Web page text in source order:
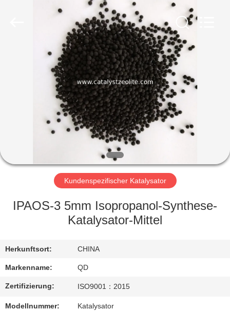
PRODUKTE
FABRIK-
AUSFLUG
QUALITÄTSKONTROLLE
TRETEN
SIE
MIT
UNS
Kundenspezifischer Katalysator
IPAOS-3 5mm Isopropanol-Synthese-
Katalysator-Mittel
Herkunftsort: CHINA
Markenname: QD
Zertifizierung: ISO9001：2015
Modellnummer: Katalysator